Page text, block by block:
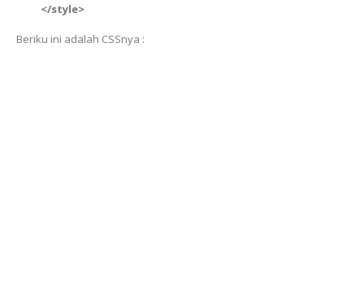
</style>
Beriku ini adalah CSSnya :